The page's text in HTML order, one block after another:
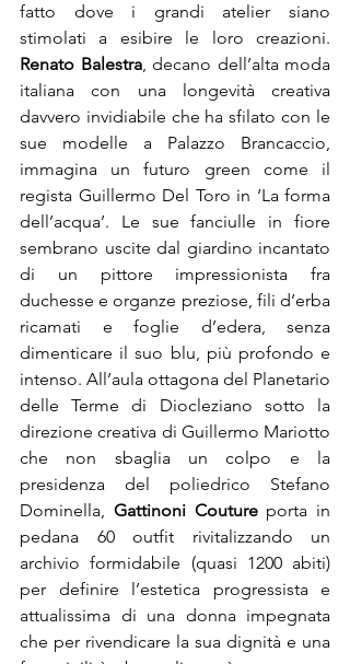
fatto dove i grandi atelier siano
Renato Balestra, decano dell’alta moda
italiana con una longevità creativa
davvero invidiabile che ha sfilato con le
sue modelle a Palazzo Brancaccio,
immagina un futuro green come il
regista Guillermo Del Toro in ‘La forma
dell’acqua’. Le sue fanciulle in fiore
sembrano uscite dal giardino incantato
di un pittore impressionista fra
duchesse e organze preziose, fili d’erba
ricamati e foglie d’edera, senza
dimenticare il suo blu, più profondo e
intenso. All’aula ottagona del Planetario
delle Terme di Diocleziano sotto la
direzione creativa di Guillermo Mariotto
che non sbaglia un colpo e la
presidenza del poliedrico Stefano
Dominella, Gattinoni Couture porta in
pedana 60 outfit rivitalizzando un
archivio formidabile (quasi 1200 abiti)
per definire l’estetica progressista e
attualissima di una donna impegnata
che per rivendicare la sua dignità e una